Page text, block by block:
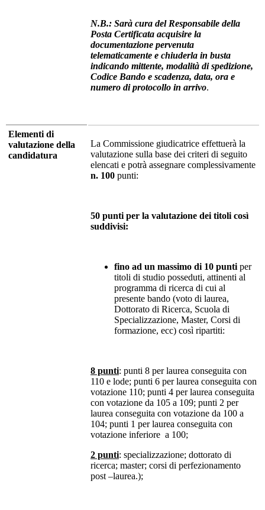
N.B.: Sarà cura del Responsabile della
Posta Certificata acquisire la
documentazione pervenuta
telematicamente e chiuderla in busta
indicando mittente, modalità di spedizione,
Codice Bando e scadenza, data, ora e
numero di protocollo in arrivo.
Elementi di
valutazione della
candidatura
La Commissione giudicatrice effettuerà la
valutazione sulla base dei criteri di seguito
elencati e potrà assegnare complessivamente
n. 100 punti:
50 punti per la valutazione dei titoli così
suddivisi:
fino ad un massimo di 10 punti per
titoli di studio posseduti, attinenti al
programma di ricerca di cui al
presente bando (voto di laurea,
Dottorato di Ricerca, Scuola di
Specializzazione, Master, Corsi di
formazione, ecc) così ripartiti:
8 punti: punti 8 per laurea conseguita con
110 e lode; punti 6 per laurea conseguita con
votazione 110; punti 4 per laurea conseguita
con votazione da 105 a 109; punti 2 per
laurea conseguita con votazione da 100 a
104; punti 1 per laurea conseguita con
votazione inferiore a 100;
2 punti: specializzazione; dottorato di
ricerca; master; corsi di perfezionamento
post –laurea.);